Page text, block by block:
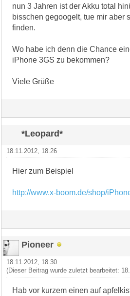
nun 3 Jahren ist der Akku total
bisschen gegoogelt, tue mir aber
finden.
Wo habe ich denn die Chance
iPhone 3GS zu bekommen?
Viele Grüße
*Leopard*
18.11.2012, 18:26
Hier zum Beispiel
http://www.x-boom.de/shop/
Pioneer
18.11.2012, 18:30
(Dieser Beitrag wurde zuletzt bearbeitet:
Hab vor kurzem einen auf